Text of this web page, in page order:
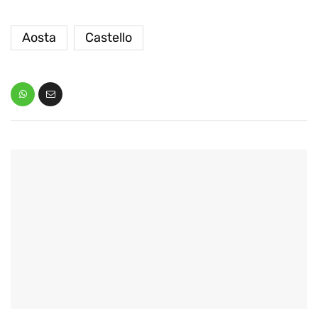
Aosta Castello